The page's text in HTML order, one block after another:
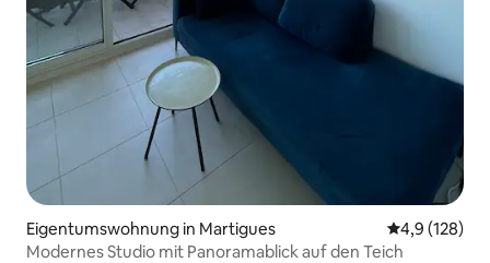
Eigentumswohnung in Martigues
4,9 (128)
Modernes Studio mit Panoramablick auf den Teich